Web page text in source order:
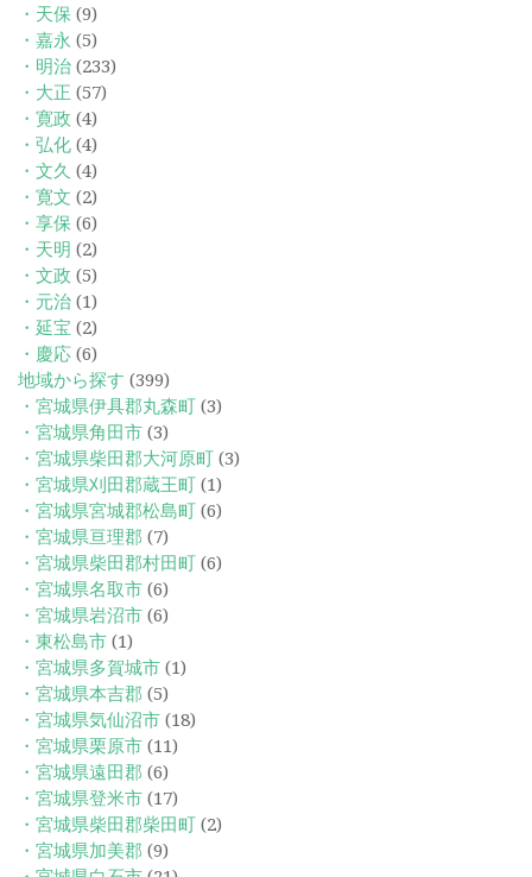
・天保 (9)
・嘉永 (5)
・明治 (233)
・大正 (57)
・寛政 (4)
・弘化 (4)
・文久 (4)
・寛文 (2)
・享保 (6)
・天明 (2)
・文政 (5)
・元治 (1)
・延宝 (2)
・慶応 (6)
地域から探す (399)
・宮城県伊具郡丸森町 (3)
・宮城県角田市 (3)
・宮城県柴田郡大河原町 (3)
・宮城県刈田郡蔵王町 (1)
・宮城県宮城郡松島町 (6)
・宮城県亘理郡 (7)
・宮城県柴田郡村田町 (6)
・宮城県名取市 (6)
・宮城県岩沼市 (6)
・東松島市 (1)
・宮城県多賀城市 (1)
・宮城県本吉郡 (5)
・宮城県気仙沼市 (18)
・宮城県栗原市 (11)
・宮城県遠田郡 (6)
・宮城県登米市 (17)
・宮城県柴田郡柴田町 (2)
・宮城県加美郡 (9)